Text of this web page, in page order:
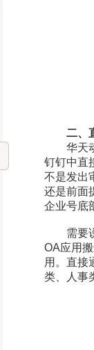
二、
华天动
钉钉中直
不是发出
还是前面
企业号底
需要说
OA应用
用。直接
类、人事